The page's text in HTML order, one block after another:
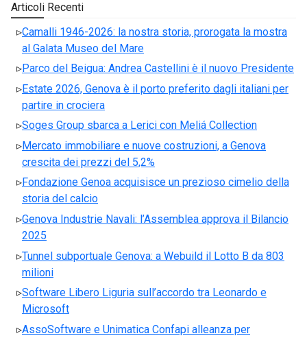
Articoli Recenti
Camalli 1946-2026: la nostra storia, prorogata la mostra
al Galata Museo del Mare
Parco del Beigua: Andrea Castellini è il nuovo Presidente
Estate 2026, Genova è il porto preferito dagli italiani per
partire in crociera
Soges Group sbarca a Lerici con Meliá Collection
Mercato immobiliare e nuove costruzioni, a Genova
crescita dei prezzi del 5,2%
Fondazione Genoa acquisisce un prezioso cimelio della
storia del calcio
Genova Industrie Navali: l’Assemblea approva il Bilancio
2025
Tunnel subportuale Genova: a Webuild il Lotto B da 803
milioni
Software Libero Liguria sull’accordo tra Leonardo e
Microsoft
AssoSoftware e Unimatica Confapi alleanza per